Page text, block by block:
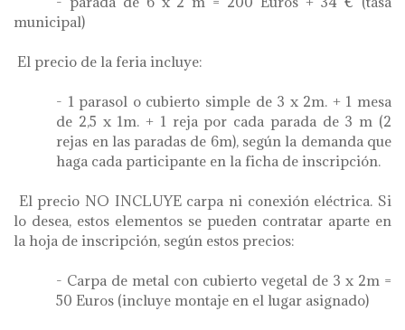
municipal)
El precio de la feria incluye:
- 1 parasol o cubierto simple de 3 x 2m. + 1 mesa
de 2,5 x 1m. + 1 reja por cada parada de 3 m (2
rejas en las paradas de 6m), según la demanda que
haga cada participante en la ficha de inscripción.
El precio NO INCLUYE carpa ni conexión eléctrica. Si
lo desea, estos elementos se pueden contratar aparte en
la hoja de inscripción, según estos precios:
- Carpa de metal con cubierto vegetal de 3 x 2m =
50 Euros (incluye montaje en el lugar asignado)